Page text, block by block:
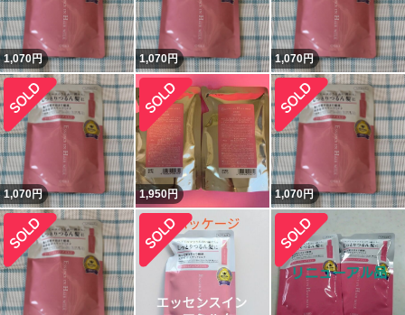
1,070円 1,070円 1,070円
1,070円 1,950円 1,070円